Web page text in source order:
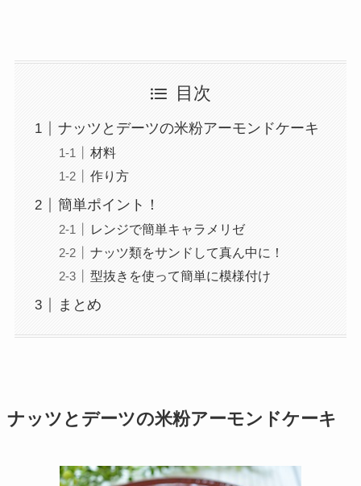
目次
ナッツとデーツの米粉アーモンドケーキ
材料
作り方
簡単ポイント！
レンジで簡単キャラメリゼ
ナッツ類をサンドして真ん中に！
型抜きを使って簡単に模様付け
まとめ
ナッツとデーツの米粉アーモンドケーキ